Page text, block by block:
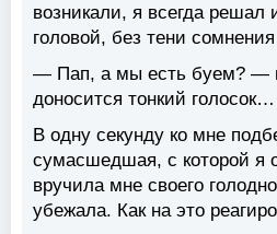
возникали, я всегда решал
головой, без тени
— Пап, а мы есть буем? —
доносится тонкий
В одну секунду ко мне
сумасшедшая, с которой я
вручила мне своего
убежала. Как на это